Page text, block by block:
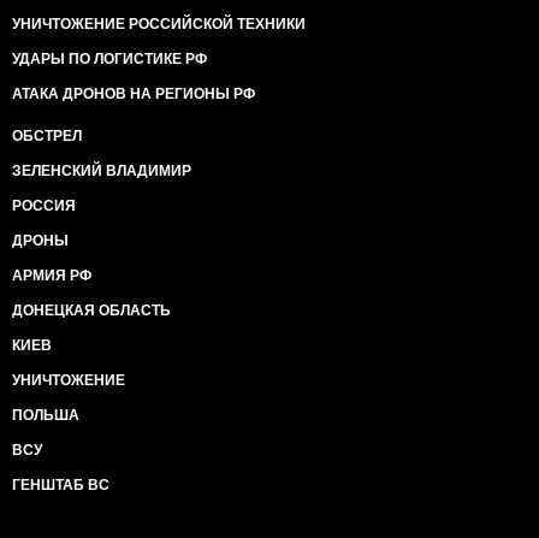
УНИЧТОЖЕНИЕ РОССИЙСКОЙ ТЕХНИКИ
УДАРЫ ПО ЛОГИСТИКЕ РФ
АТАКА ДРОНОВ НА РЕГИОНЫ РФ
ОБСТРЕЛ
ЗЕЛЕНСКИЙ ВЛАДИМИР
РОССИЯ
ДРОНЫ
АРМИЯ РФ
ДОНЕЦКАЯ ОБЛАСТЬ
КИЕВ
УНИЧТОЖЕНИЕ
ПОЛЬША
ВСУ
ГЕНШТАБ ВС